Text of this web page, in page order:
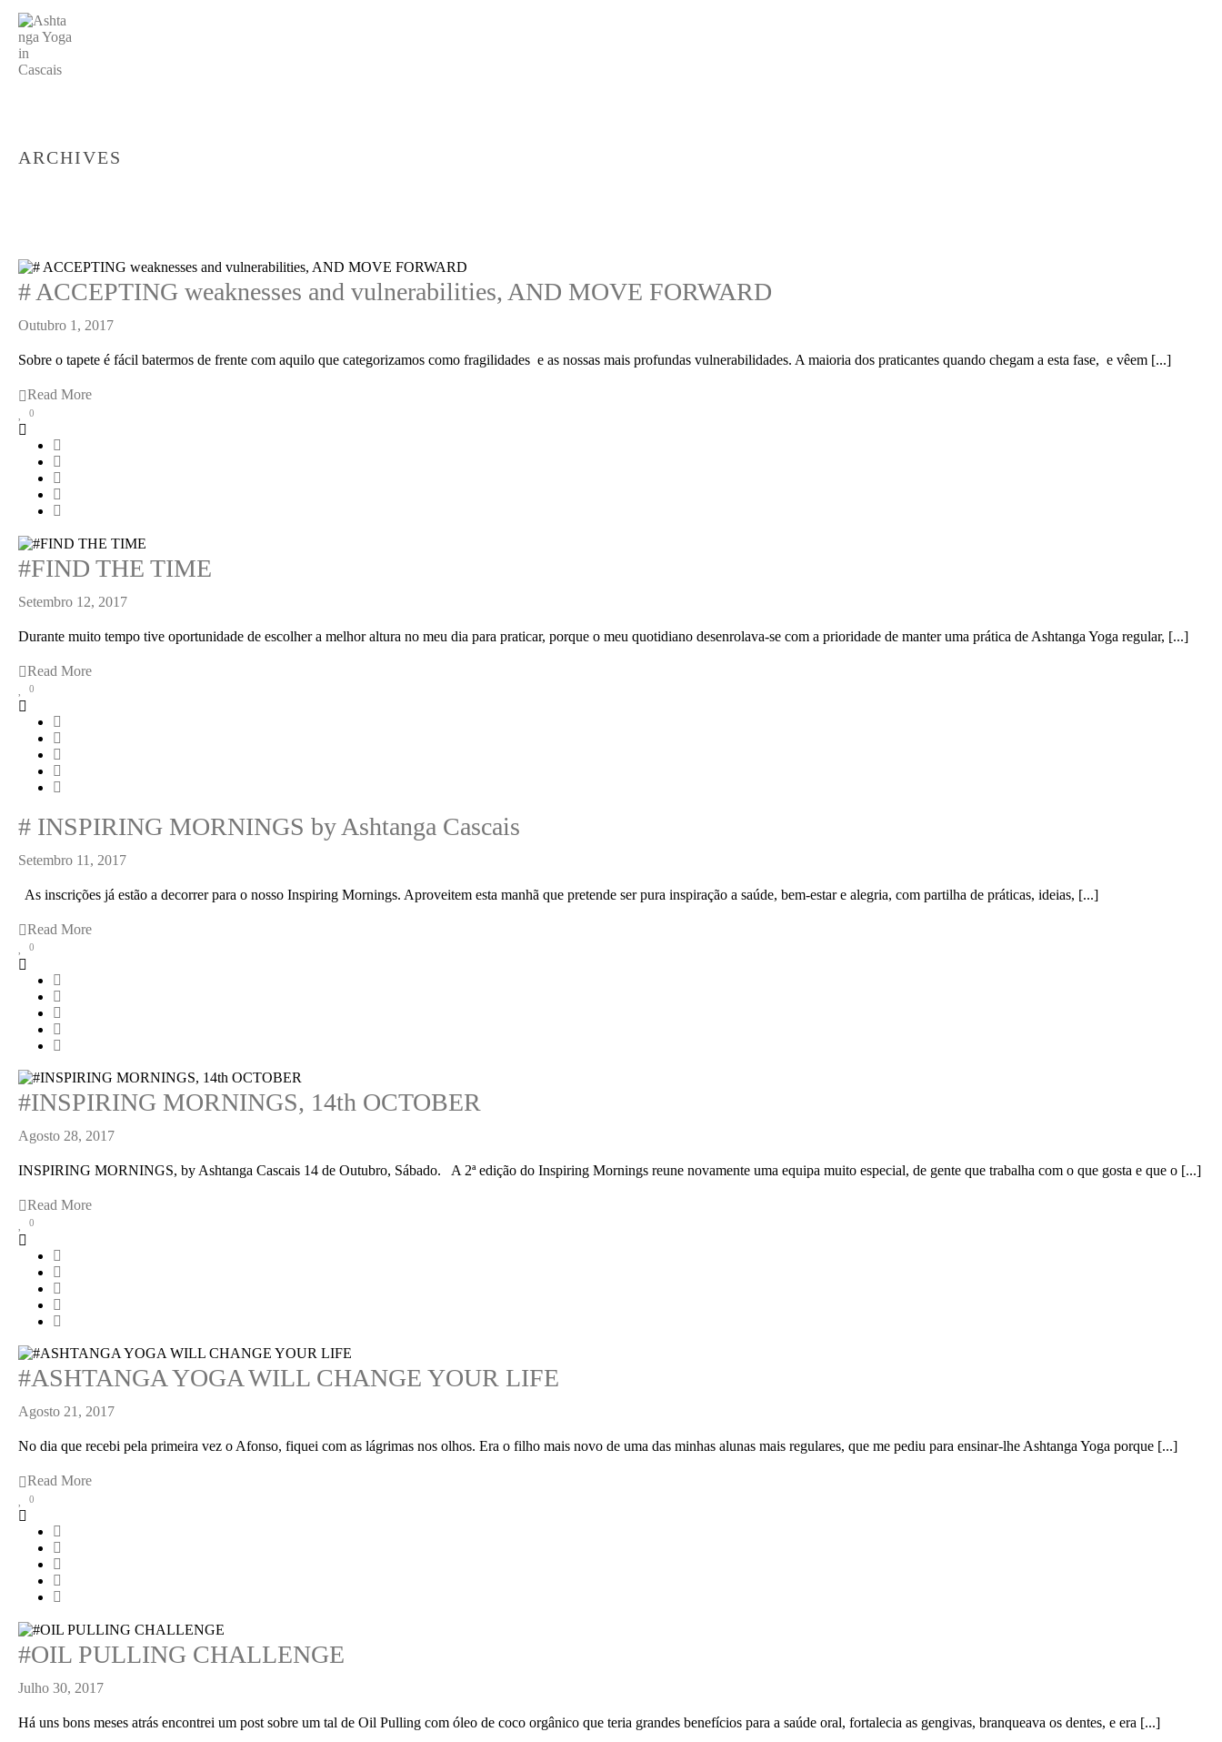
ARCHIVES
# ACCEPTING weaknesses and vulnerabilities, AND MOVE FORWARD
Outubro 1, 2017
Sobre o tapete é fácil batermos de frente com aquilo que categorizamos como fragilidades e as nossas mais profundas vulnerabilidades. A maioria dos praticantes quando chegam a esta fase, e vêem [...]
Read More
0
#FIND THE TIME
Setembro 12, 2017
Durante muito tempo tive oportunidade de escolher a melhor altura no meu dia para praticar, porque o meu quotidiano desenrolava-se com a prioridade de manter uma prática de Ashtanga Yoga regular, [...]
Read More
0
# INSPIRING MORNINGS by Ashtanga Cascais
Setembro 11, 2017
As inscrições já estão a decorrer para o nosso Inspiring Mornings. Aproveitem esta manhã que pretende ser pura inspiração a saúde, bem-estar e alegria, com partilha de práticas, ideias, [...]
Read More
0
#INSPIRING MORNINGS, 14th OCTOBER
Agosto 28, 2017
INSPIRING MORNINGS, by Ashtanga Cascais 14 de Outubro, Sábado. A 2ª edição do Inspiring Mornings reune novamente uma equipa muito especial, de gente que trabalha com o que gosta e que o [...]
Read More
0
#ASHTANGA YOGA WILL CHANGE YOUR LIFE
Agosto 21, 2017
No dia que recebi pela primeira vez o Afonso, fiquei com as lágrimas nos olhos. Era o filho mais novo de uma das minhas alunas mais regulares, que me pediu para ensinar-lhe Ashtanga Yoga porque [...]
Read More
0
#OIL PULLING CHALLENGE
Julho 30, 2017
Há uns bons meses atrás encontrei um post sobre um tal de Oil Pulling com óleo de coco orgânico que teria grandes benefícios para a saúde oral, fortalecia as gengivas, branqueava os dentes, e era [...]